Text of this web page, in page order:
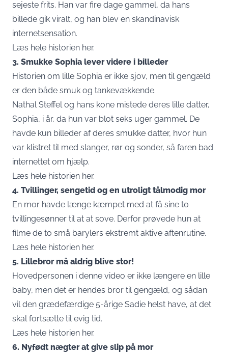
sejeste frits. Han var fire dage gammel, da hans
billede gik viralt, og han blev en skandinavisk
internetsensation.
Læs hele historien her.
3. Smukke Sophia lever videre i billeder
Historien om lille Sophia er ikke sjov, men til gengæld
er den både smuk og tankevækkende.
Nathal Steffel og hans kone mistede deres lille datter,
Sophia, i år, da hun var blot seks uger gammel. De
havde kun billeder af deres smukke datter, hvor hun
var klistret til med slanger, rør og sonder, så faren bad
internettet om hjælp.
Læs hele historien her.
4. Tvillinger, sengetid og en utroligt tålmodig mor
En mor havde længe kæmpet med at få sine to
tvillingesønner til at at sove. Derfor prøvede hun at
filme de to små barylers ekstremt aktive aftenrutine.
Læs hele historien her.
5. Lillebror må aldrig blive stor!
Hovedpersonen i denne video er ikke længere en lille
baby, men det er hendes bror til gengæld, og sådan
vil den grædefærdige 5-årige Sadie helst have, at det
skal fortsætte til evig tid.
Læs hele historien her.
6. Nyfødt nægter at give slip på mor